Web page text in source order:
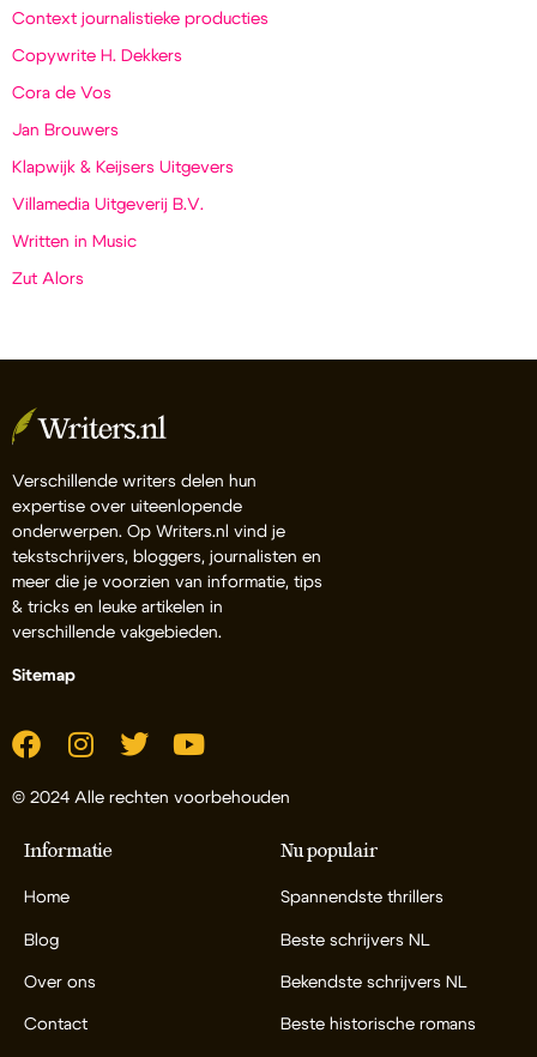
Context journalistieke producties
Copywrite H. Dekkers
Cora de Vos
Jan Brouwers
Klapwijk & Keijsers Uitgevers
Villamedia Uitgeverij B.V.
Written in Music
Zut Alors
Verschillende writers delen hun
expertise over uiteenlopende
onderwerpen. Op Writers.nl vind je
tekstschrijvers, bloggers, journalisten en
meer die je voorzien van informatie, tips
& tricks en leuke artikelen in
verschillende vakgebieden.
Sitemap
© 2024 Alle rechten voorbehouden
Informatie
Home
Blog
Over ons
Contact
Nu populair
Spannendste thrillers
Beste schrijvers NL
Bekendste schrijvers NL
Beste historische romans